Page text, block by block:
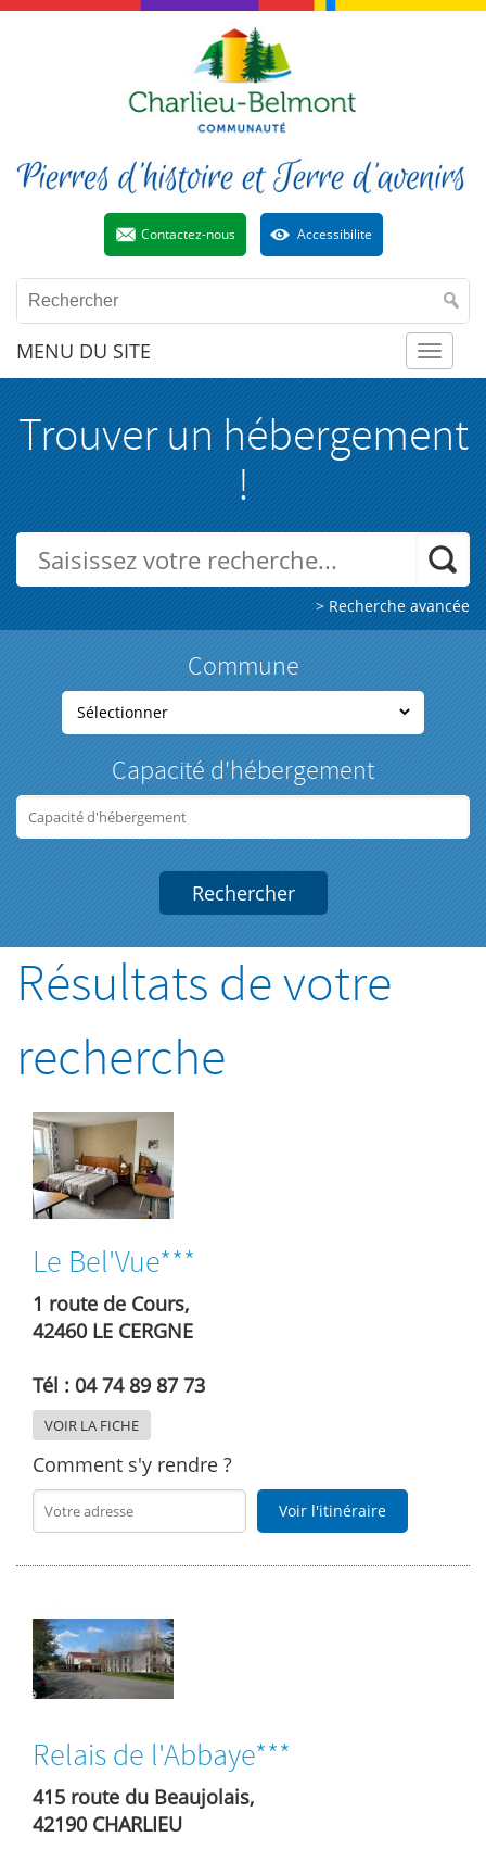
Contactez-nous Accessibilite
MENU DU SITE
Trouver un hébergement
!
> Recherche avancée
Commune
Capacité d'hébergement
Rechercher
Résultats de votre
recherche
Le Bel'Vue***
1 route de Cours,
42460 LE CERGNE
Tél : 04 74 89 87 73
VOIR LA FICHE
Comment s'y rendre ?
Voir l'itinéraire
Relais de l'Abbaye***
415 route du Beaujolais,
42190 CHARLIEU